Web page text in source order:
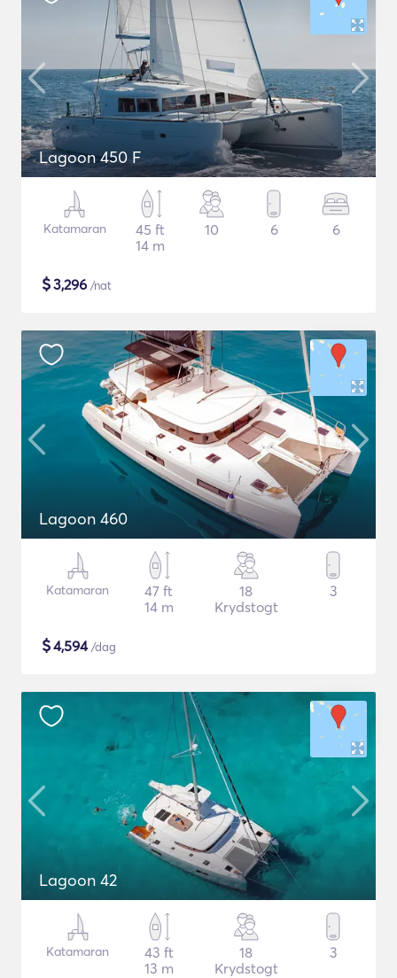
Lagoon 450 F
Katamaran
45 ft
14 m
10 6 6
$3,296 /nat
Lagoon 460
Katamaran
47 ft
14 m
18
Krydstogt
3
$4,594/dag
Lagoon 42
Katamaran
43 ft
13 m
18
Krydstogt
3